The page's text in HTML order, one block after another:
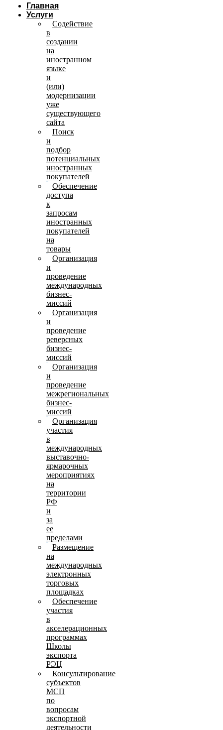
Главная
Услуги
Содействие
в
создании
на
иностранном
языке
и
(или)
модернизации
уже
существующего
сайта
Поиск
и
подбор
потенциальных
иностранных
покупателей
Обеспечение
доступа
к
запросам
иностранных
покупателей
на
товары
Организация
и
проведение
международных
бизнес-
миссий
Организация
и
проведение
реверсных
бизнес-
миссий
Организация
и
проведение
межрегиональных
бизнес-
миссий
Организация
участия
в
международных
выставочно-
ярмарочных
мероприятиях
на
территории
РФ
и
за
ее
пределами
Размещение
на
международных
электронных
торговых
площадках
Обеспечение
участия
в
акселерационных
программах
Школы
экспорта
РЭЦ
Консультирование
субъектов
МСП
по
вопросам
экспортной
деятельности